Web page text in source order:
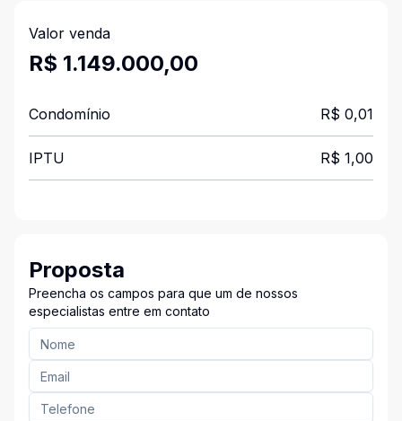
Valor venda
R$ 1.149.000,00
Condomínio R$ 0,01
IPTU R$ 1,00
Proposta
Preencha os campos para que um de nossos
especialistas entre em contato